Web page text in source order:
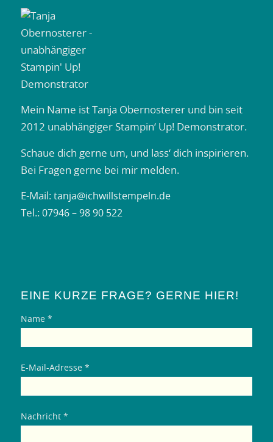
Mein Name ist Tanja Obernosterer und bin seit
2012 unabhängiger Stampin‘ Up! Demonstrator.
Schaue dich gerne um, und lass‘ dich inspirieren.
Bei Fragen gerne bei mir melden.
E-Mail: tanja@ichwillstempeln.de
Tel.: 07946 – 98 90 522
EINE KURZE FRAGE? GERNE HIER!
Name *
E-Mail-Adresse *
Nachricht *